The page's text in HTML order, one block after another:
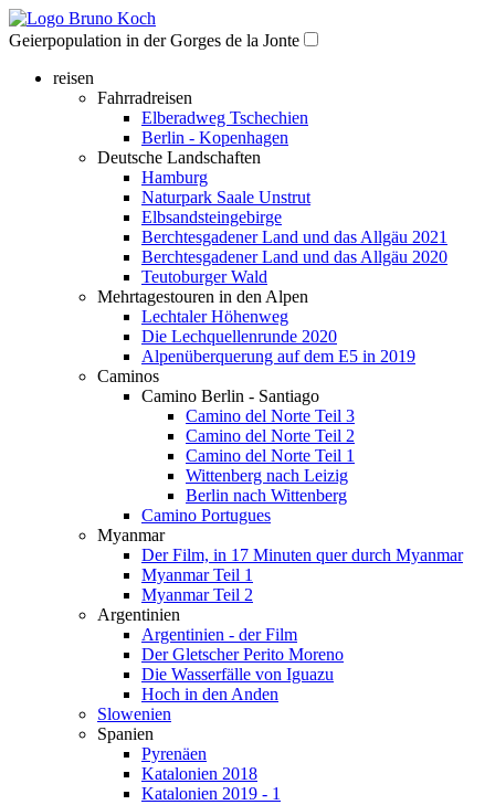
Geierpopulation in der Gorges de la Jonte
reisen
Fahrradreisen
Elberadweg Tschechien
Berlin - Kopenhagen
Deutsche Landschaften
Hamburg
Naturpark Saale Unstrut
Elbsandsteingebirge
Berchtesgadener Land und das Allgäu 2021
Berchtesgadener Land und das Allgäu 2020
Teutoburger Wald
Mehrtagestouren in den Alpen
Lechtaler Höhenweg
Die Lechquellenrunde 2020
Alpenüberquerung auf dem E5 in 2019
Caminos
Camino Berlin - Santiago
Camino del Norte Teil 3
Camino del Norte Teil 2
Camino del Norte Teil 1
Wittenberg nach Leizig
Berlin nach Wittenberg
Camino Portugues
Myanmar
Der Film, in 17 Minuten quer durch Myanmar
Myanmar Teil 1
Myanmar Teil 2
Argentinien
Argentinien - der Film
Der Gletscher Perito Moreno
Die Wasserfälle von Iguazu
Hoch in den Anden
Slowenien
Spanien
Pyrenäen
Katalonien 2018
Katalonien 2019 - 1